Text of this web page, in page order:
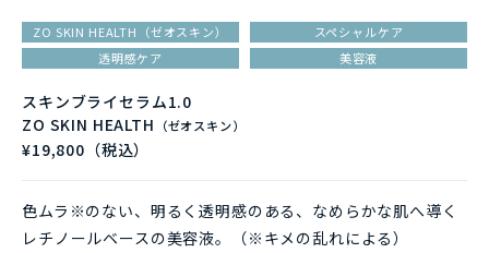
ZO SKIN HEALTH（ゼオスキン）
スペシャルケア
透明感ケア
美容液
スキンブライセラム1.0
ZO SKIN HEALTH
（ゼオスキン）
¥19,800（税込）
色ムラ※のない、明るく透明感のある、なめらかな肌へ導く
レチノールベースの美容液。（※キメの乱れによる）